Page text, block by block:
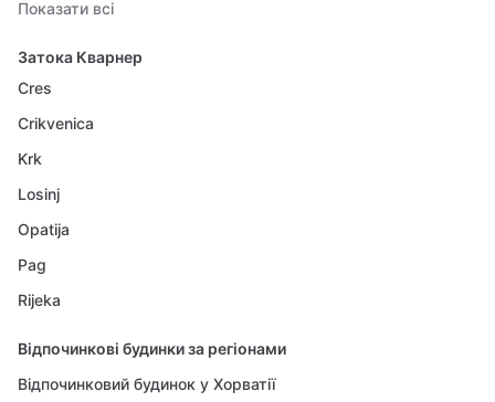
Показати всі
Затока Кварнер
Cres
Crikvenica
Krk
Losinj
Opatija
Pag
Rijeka
Відпочинкові будинки за регіонами
Відпочинковий будинок у Хорватії